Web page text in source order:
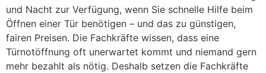
und Nacht zur Verfügung, wenn Sie schnelle Hilfe beim
Öffnen einer Tür benötigen – und das zu günstigen,
fairen Preisen. Die Fachkräfte wissen, dass eine
Türnotöffnung oft unerwartet kommt und niemand gern
mehr bezahlt als nötig. Deshalb setzen die Fachkräfte